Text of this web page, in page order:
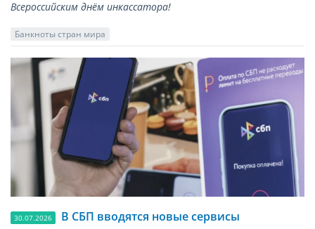
Всероссийским днём инкассатора!
Банкноты стран мира
30.07.2026 В СБП вводятся новые сервисы